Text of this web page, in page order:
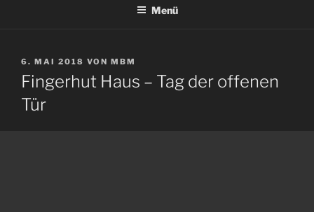
Menü
VERÖFFENTLICHT
AM
6. MAI 2018 VON MBM
Fingerhut Haus – Tag der offenen
Tür